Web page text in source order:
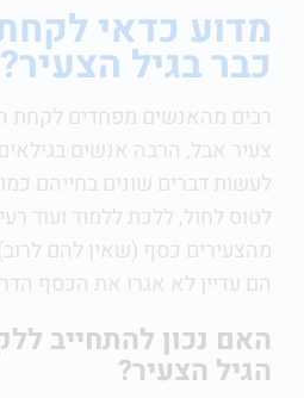
מדוע כדאי
כבר בגיל הצעיר?
רבים מהאנשים מפחדים לקחת
צעיר אבל, הרבה אנשים
לעשות דברים שונים בחייהם
לטוס לחול, ללכת ללמוד ועוד
מהצעירים כסף (שאין להם לרוב)
הם עדיין לא אגרו את הכסף
האם נכון להתחייב
הגיל הצעיר?